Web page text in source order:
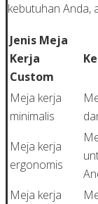
kebutuhan Anda,
Jenis Meja
Kerja
Custom
Meja kerja
minimalis
Meja kerja
ergonomis
Meja kerja